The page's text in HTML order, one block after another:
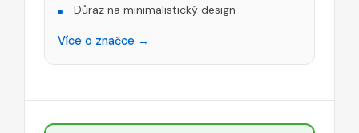
Důraz na minimalistický design
Více o značce →